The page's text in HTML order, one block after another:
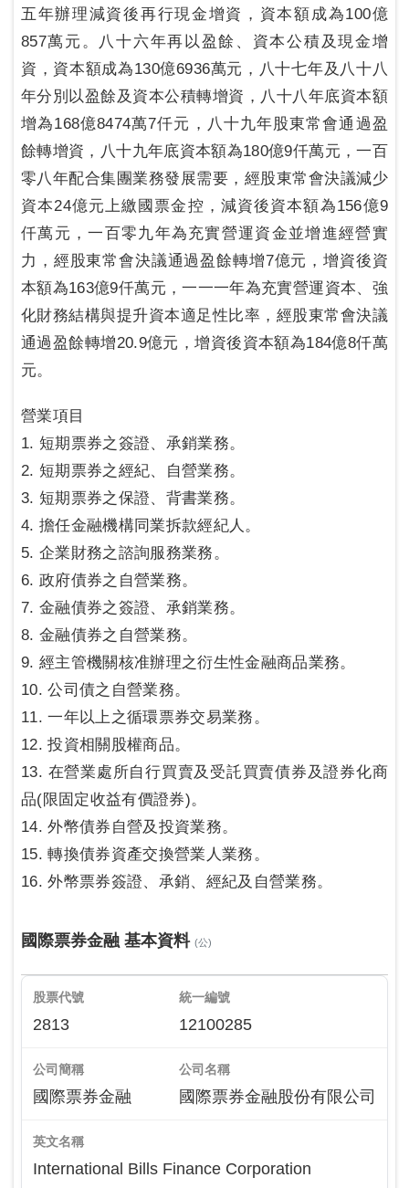
五年辦理減資後再行現金增資，資本額成為100億
857萬元。八十六年再以盈餘、資本公積及現金增
資，資本額成為130億6936萬元，八十七年及八十八
年分別以盈餘及資本公積轉增資，八十八年底資本額
增為168億8474萬7仟元，八十九年股東常會通過盈
餘轉增資，八十九年底資本額為180億9仟萬元，一百
零八年配合集團業務發展需要，經股東常會決議減少
資本24億元上繳國票金控，減資後資本額為156億9
仟萬元，一百零九年為充實營運資金並增進經營實
力，經股東常會決議通過盈餘轉增7億元，增資後資
本額為163億9仟萬元，一一一年為充實營運資本、強
化財務結構與提升資本適足性比率，經股東常會決議
通過盈餘轉增20.9億元，增資後資本額為184億8仟萬
元。
營業項目
1. 短期票券之簽證、承銷業務。
2. 短期票券之經紀、自營業務。
3. 短期票券之保證、背書業務。
4. 擔任金融機構同業拆款經紀人。
5. 企業財務之諮詢服務業務。
6. 政府債券之自營業務。
7. 金融債券之簽證、承銷業務。
8. 金融債券之自營業務。
9. 經主管機關核准辦理之衍生性金融商品業務。
10. 公司債之自營業務。
11. 一年以上之循環票券交易業務。
12. 投資相關股權商品。
13. 在營業處所自行買賣及受託買賣債券及證券化商
品(限固定收益有價證券)。
14. 外幣債券自營及投資業務。
15. 轉換債券資產交換營業人業務。
16. 外幣票券簽證、承銷、經紀及自營業務。
國際票券金融 基本資料 (公)
股票代號
2813
統一編號
12100285
公司簡稱
國際票券金融
公司名稱
國際票券金融股份有限公司
英文名稱
International Bills Finance Corporation